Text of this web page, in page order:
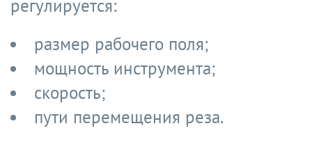
регулируется:
размер рабочего поля;
мощность инструмента;
скорость;
пути перемещения реза.